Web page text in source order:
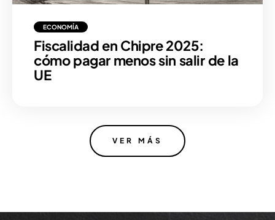
ECONOMÍA
Fiscalidad en Chipre 2025:
cómo pagar menos sin salir de la
UE
VER MÁS